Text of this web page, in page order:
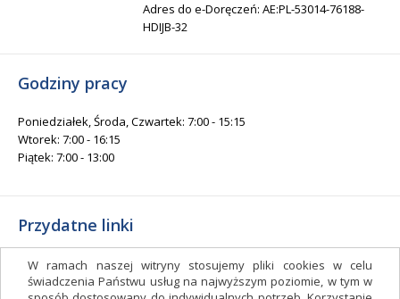
W ramach naszej witryny stosujemy pliki cookies w celu
świadczenia Państwu usług na najwyższym poziomie, w tym w
Adres do e-Doręczeń: AE:PL-53014-76188-
HDIJB-32
Godziny pracy
Poniedziałek, Środa, Czwartek: 7:00 - 15:15
Wtorek: 7:00 - 16:15
Piątek: 7:00 - 13:00
Przydatne linki
Gminny Ośrodek Kultury i Sportu
Gminna Biblioteka Publiczna